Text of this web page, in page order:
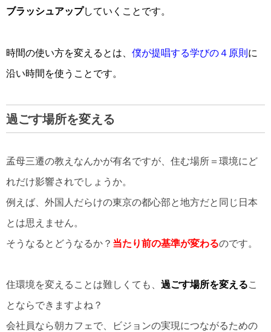
ブラッシュアップしていくことです。
時間の使い方を変えるとは、 僕が提唱する学びの４原則 に
沿い時間を使うことです。
過ごす場所を変える
孟母三遷の教えなんかが有名ですが、住む場所＝環境にど
れだけ影響されでしょうか。
例えば、外国人だらけの東京の都心部と地方だと同じ日本
とは思えません。
そうなるとどうなるか？ 当たり前の基準が変わるのです。
住環境を変えることは難しくても、 過ごす場所を変えるこ
とならできますよね？
会社員なら朝カフェで、ビジョンの実現につながるための